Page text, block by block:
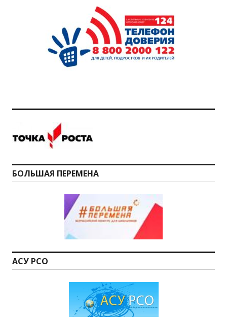
БОЛЬШАЯ ПЕРЕМЕНА
АСУ РСО